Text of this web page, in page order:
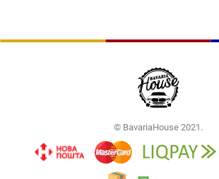
Ціна (низька > висока)
Ціна (висока > низька)
Рейтинг (починаючи з
Рейтинг (починаючи з
низького)
© BavariaHouse 2021.